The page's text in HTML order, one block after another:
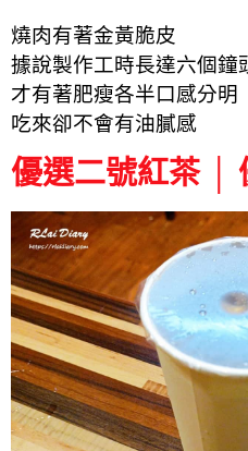
燒肉有著金黃脆皮
據說製作工時長達六個鐘
才有著肥瘦各半口感分明
吃來卻不會有油膩感
優選二號紅茶 │